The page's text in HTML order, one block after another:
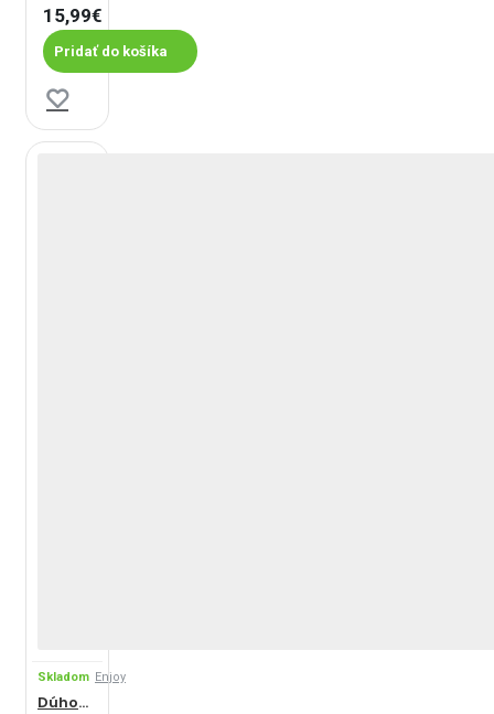
15,99€
Pridať do košíka
Skladom Enjoy
Dúhové mesto